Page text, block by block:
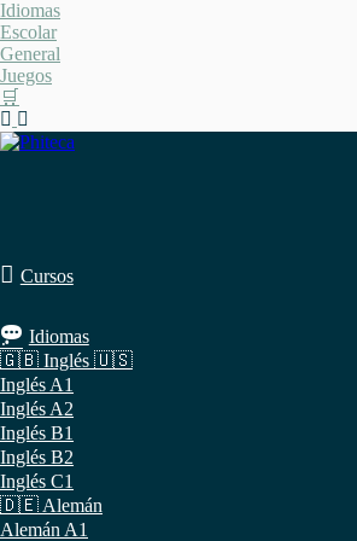
Saltar
al
contenido
Idiomas
Escolar
General
Juegos
🛒
Cursos
Idiomas
🇬🇧 Inglés 🇺🇸
Inglés A1
Inglés A2
Inglés B1
Inglés B2
Inglés C1
🇩🇪 Alemán
Alemán A1